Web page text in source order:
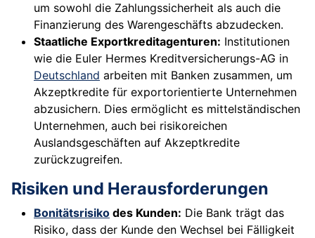
um sowohl die Zahlungssicherheit als auch die
Finanzierung des Warengeschäfts abzudecken.
Staatliche Exportkreditagenturen: Institutionen
wie die Euler Hermes Kreditversicherungs-AG in
Deutschland arbeiten mit Banken zusammen, um
Akzeptkredite für exportorientierte Unternehmen
abzusichern. Dies ermöglicht es mittelständischen
Unternehmen, auch bei risikoreichen
Auslandsgeschäften auf Akzeptkredite
zurückzugreifen.
Risiken und Herausforderungen
Bonitätsrisiko des Kunden: Die Bank trägt das
Risiko, dass der Kunde den Wechsel bei Fälligkeit